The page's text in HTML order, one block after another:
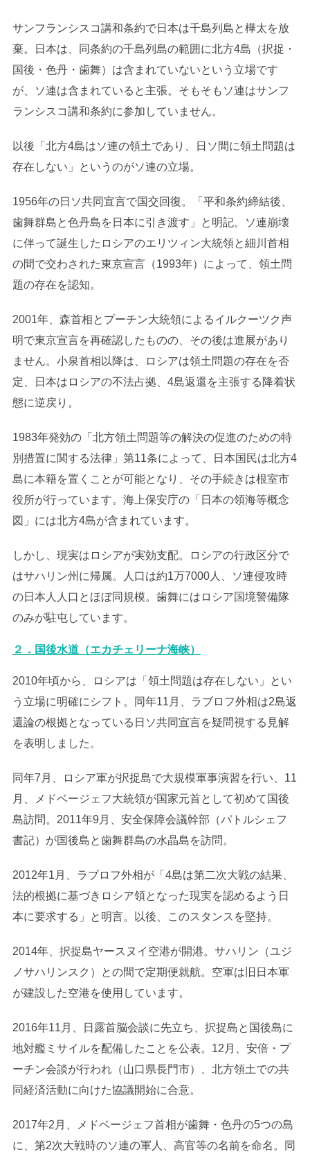
サンフランシスコ講和条約で日本は千島列島と樺太を放
棄。日本は、同条約の千島列島の範囲に北方4島（択捉・
国後・色丹・歯舞）は含まれていないという立場です
が、ソ連は含まれていると主張。そもそもソ連はサンフ
ランシスコ講和条約に参加していません。
以後「北方4島はソ連の領土であり、日ソ間に領土問題は
存在しない」というのがソ連の立場。
1956年の日ソ共同宣言で国交回復。「平和条約締結後、
歯舞群島と色丹島を日本に引き渡す」と明記。ソ連崩壊
に伴って誕生したロシアのエリツィン大統領と細川首相
の間で交わされた東京宣言（1993年）によって、領土問
題の存在を認知。
2001年、森首相とプーチン大統領によるイルクーツク声
明で東京宣言を再確認したものの、その後は進展があり
ません。小泉首相以降は、ロシアは領土問題の存在を否
定、日本はロシアの不法占拠、4島返還を主張する降着状
態に逆戻り。
1983年発効の「北方領土問題等の解決の促進のための特
別措置に関する法律」第11条によって、日本国民は北方4
島に本籍を置くことが可能となり、その手続きは根室市
役所が行っています。海上保安庁の「日本の領海等概念
図」には北方4島が含まれています。
しかし、現実はロシアが実効支配。ロシアの行政区分で
はサハリン州に帰属。人口は約1万7000人、ソ連侵攻時
の日本人人口とほぼ同規模。歯舞にはロシア国境警備隊
のみが駐屯しています。
２．国後水道（エカチェリーナ海峡）
2010年頃から、ロシアは「領土問題は存在しない」とい
う立場に明確にシフト。同年11月、ラブロフ外相は2島返
還論の根拠となっている日ソ共同宣言を疑問視する見解
を表明しました。
同年7月、ロシア軍が択捉島で大規模軍事演習を行い、11
月、メドベージェフ大統領が国家元首として初めて国後
島訪問。2011年9月、安全保障会議幹部（パトルシェフ
書記）が国後島と歯舞群島の水晶島を訪問。
2012年1月、ラブロフ外相が「4島は第二次大戦の結果、
法的根拠に基づきロシア領となった現実を認めるよう日
本に要求する」と明言。以後、このスタンスを堅持。
2014年、択捉島ヤースヌイ空港が開港。サハリン（ユジ
ノサハリンスク）との間で定期便就航。空軍は旧日本軍
が建設した空港を使用しています。
2016年11月、日露首脳会談に先立ち、択捉島と国後島に
地対艦ミサイルを配備したことを公表。12月、安倍・プ
ーチン会談が行われ（山口県長門市）、北方領土での共
同経済活動に向けた協議開始に合意。
2017年2月、メドベージェフ首相が歯舞・色丹の5つの島
に、第2次大戦時のソ連の軍人、高官等の名前を命名。同